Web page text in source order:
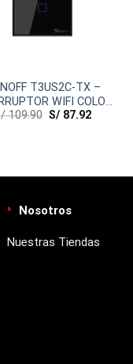
T3US2C-TX –
WIFI COLOR
DE 2 CANALES
109.90 S/ 87.92
Nosotros
Nuestras Tiendas